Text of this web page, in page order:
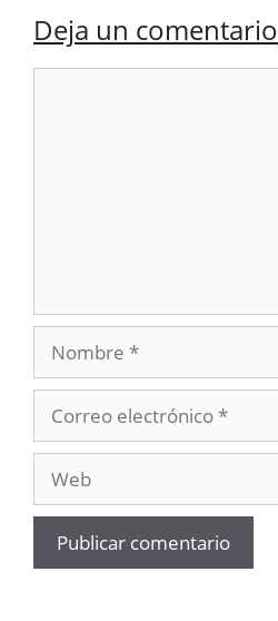
Deja un comentario
Nombre
electrónico